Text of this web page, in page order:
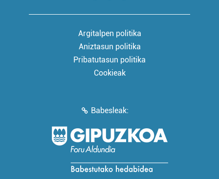
Argitalpen politika
Aniztasun politika
Pribatutasun politika
Cookieak
Babesleak: